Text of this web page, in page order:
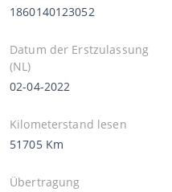
1860140123052
Datum der Erstzulassung
(NL)
02-04-2022
Kilometerstand lesen
51705 Km
Übertragung